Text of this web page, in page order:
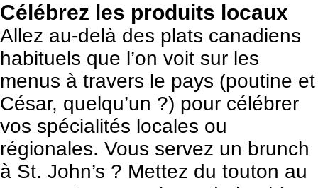
Célébrez les produits locaux
Allez au-delà des plats canadiens
habituels que l’on voit sur les
menus à travers le pays (poutine et
César, quelqu’un ?) pour célébrer
vos spécialités locales ou
régionales. Vous servez un brunch
à St. John’s ? Mettez du touton au